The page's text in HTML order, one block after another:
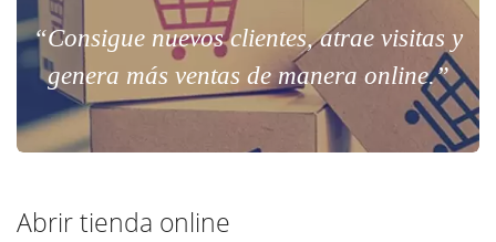
“Consigue nuevos clientes, atrae visitas y
genera más ventas de manera online.”
Abrir tienda online